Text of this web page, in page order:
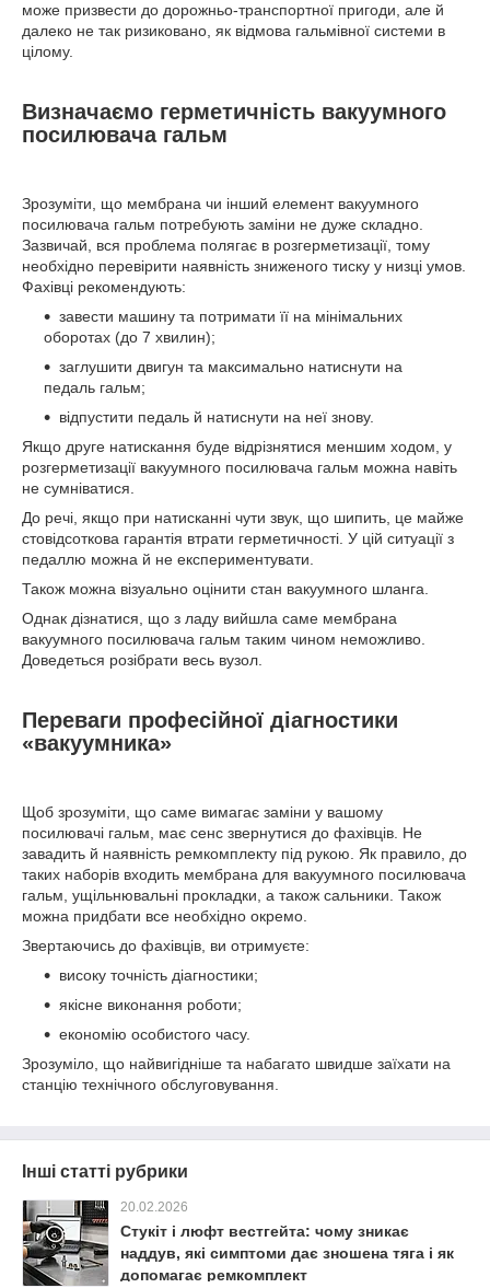
може призвести до дорожньо-транспортної пригоди, але й
далеко не так ризиковано, як відмова гальмівної системи в
цілому.
Визначаємо герметичність вакуумного
посилювача гальм
Зрозуміти, що мембрана чи інший елемент вакуумного
посилювача гальм потребують заміни не дуже складно.
Зазвичай, вся проблема полягає в розгерметизації, тому
необхідно перевірити наявність зниженого тиску у низці умов.
Фахівці рекомендують:
завести машину та потримати її на мінімальних
оборотах (до 7 хвилин);
заглушити двигун та максимально натиснути на
педаль гальм;
відпустити педаль й натиснути на неї знову.
Якщо друге натискання буде відрізнятися меншим ходом, у
розгерметизації вакуумного посилювача гальм можна навіть
не сумніватися.
До речі, якщо при натисканні чути звук, що шипить, це майже
стовідсоткова гарантія втрати герметичності. У цій ситуації з
педаллю можна й не експериментувати.
Також можна візуально оцінити стан вакуумного шланга.
Однак дізнатися, що з ладу вийшла саме мембрана
вакуумного посилювача гальм таким чином неможливо.
Доведеться розібрати весь вузол.
Переваги професійної діагностики
«вакуумника»
Щоб зрозуміти, що саме вимагає заміни у вашому
посилювачі гальм, має сенс звернутися до фахівців. Не
завадить й наявність ремкомплекту під рукою. Як правило, до
таких наборів входить мембрана для вакуумного посилювача
гальм, ущільнювальні прокладки, а також сальники. Також
можна придбати все необхідно окремо.
Звертаючись до фахівців, ви отримуєте:
високу точність діагностики;
якісне виконання роботи;
економію особистого часу.
Зрозуміло, що найвигідніше та набагато швидше заїхати на
станцію технічного обслуговування.
Інші статті рубрики
20.02.2026
Стукіт і люфт вестгейта: чому зникає
наддув, які симптоми дає зношена тяга і як
допомагає ремкомплект